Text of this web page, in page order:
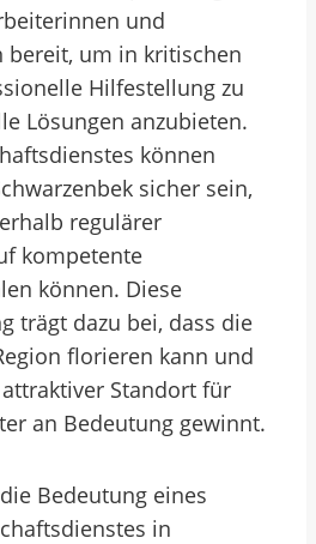
und
bereit, um in kritischen
Hilfestellung zu
Lösungen anzubieten.
können
sicher sein,
regulärer
kompetente
können. Diese
trägt dazu bei, dass die
florieren kann und
Standort für
an Bedeutung gewinnt.
Bedeutung eines
in